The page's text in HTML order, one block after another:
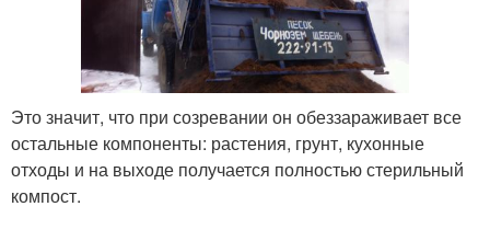
Это значит, что при созревании он обеззараживает все
остальные компоненты: растения, грунт, кухонные
отходы и на выходе получается полностью стерильный
компост.